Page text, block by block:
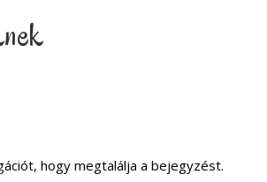
hogy megtalálja a bejegyzést.